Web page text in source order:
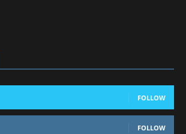
FOLLOW
FOLLOW